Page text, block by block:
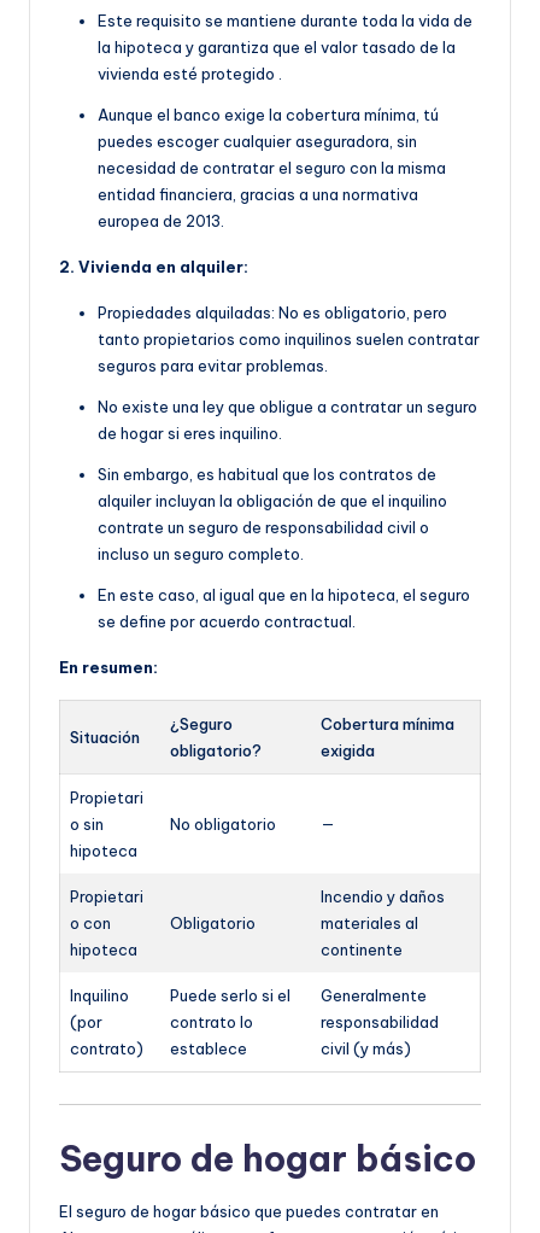
Este requisito se mantiene durante toda la vida de
la hipoteca y garantiza que el valor tasado de la
vivienda esté protegido .
Aunque el banco exige la cobertura mínima, tú
puedes escoger cualquier aseguradora, sin
necesidad de contratar el seguro con la misma
entidad financiera, gracias a una normativa
europea de 2013.
2. Vivienda en alquiler:
Propiedades alquiladas: No es obligatorio, pero
tanto propietarios como inquilinos suelen contratar
seguros para evitar problemas.
No existe una ley que obligue a contratar un seguro
de hogar si eres inquilino.
Sin embargo, es habitual que los contratos de
alquiler incluyan la obligación de que el inquilino
contrate un seguro de responsabilidad civil o
incluso un seguro completo.
En este caso, al igual que en la hipoteca, el seguro
se define por acuerdo contractual.
En resumen:
Situación
¿Seguro
obligatorio?
Cobertura mínima
exigida
Propietari
o sin
hipoteca
No obligatorio —
Propietari
o con
hipoteca
Obligatorio
Incendio y daños
materiales al
continente
Inquilino
(por
contrato)
Puede serlo si el
contrato lo
establece
Generalmente
responsabilidad
civil (y más)
Seguro de hogar básico
El seguro de hogar básico que puedes contratar en